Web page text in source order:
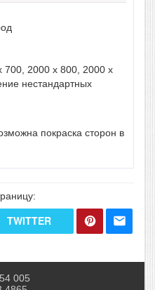
2000 х 800, 2000 х
нестандартных
покраска сторон в
TWITTER
005